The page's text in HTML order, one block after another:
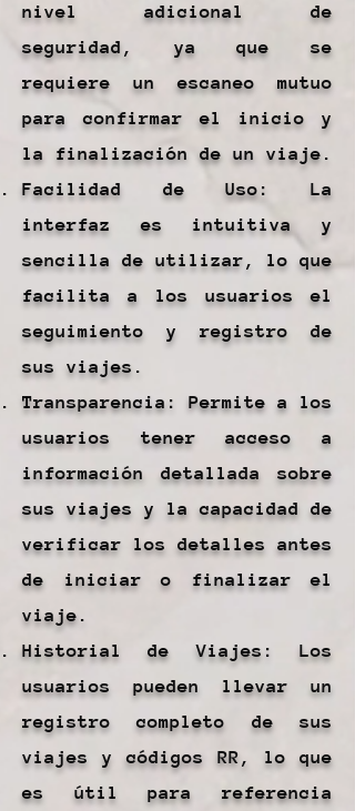
nivel adicional de
seguridad, ya que se
requiere un escaneo mutuo
para confirmar el inicio y
la finalización de un viaje.
Facilidad de Uso: La
interfaz es intuitiva y
sencilla de utilizar, lo que
facilita a los usuarios el
seguimiento y registro de
sus viajes.
Transparencia: Permite a los
usuarios tener acceso a
información detallada sobre
sus viajes y la capacidad de
verificar los detalles antes
de iniciar o finalizar el
viaje.
Historial de Viajes: Los
usuarios pueden llevar un
registro completo de sus
viajes y códigos RR, lo que
es útil para referencia